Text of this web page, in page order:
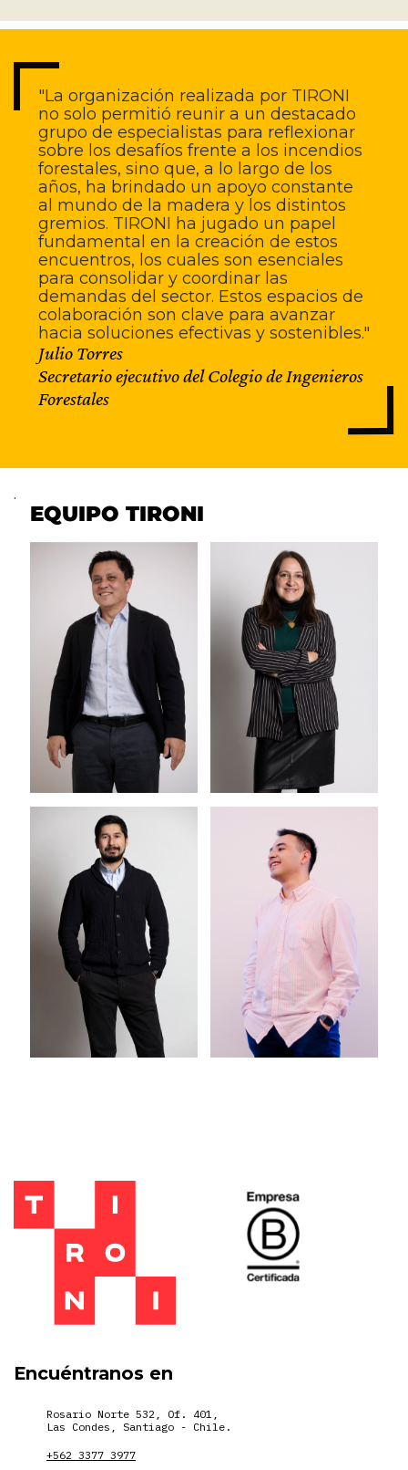
"La organización realizada por TIRONI
no solo permitió reunir a un destacado
grupo de especialistas para reflexionar
sobre los desafíos frente a los incendios
forestales, sino que, a lo largo de los
años, ha brindado un apoyo constante
al mundo de la madera y los distintos
gremios. TIRONI ha jugado un papel
fundamental en la creación de estos
encuentros, los cuales son esenciales
para consolidar y coordinar las
demandas del sector. Estos espacios de
colaboración son clave para avanzar
hacia soluciones efectivas y sostenibles."
Julio Torres
Secretario ejecutivo del Colegio de Ingenieros
Forestales
.
EQUIPO TIRONI
Encuéntranos en
Rosario Norte 532, Of. 401,
Las Condes, Santiago - Chile.
+562 3377 3977